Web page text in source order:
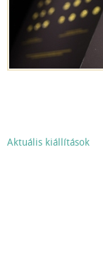
Aktuális kiállítások